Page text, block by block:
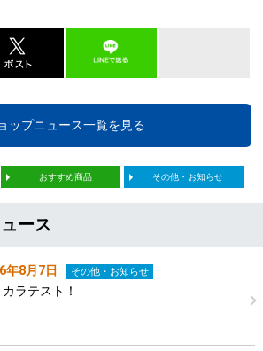
ップニュース一覧を見る
おすすめ商品 その他・お知らせ
ース
年8月7日 その他・お知らせ
ラテスト！